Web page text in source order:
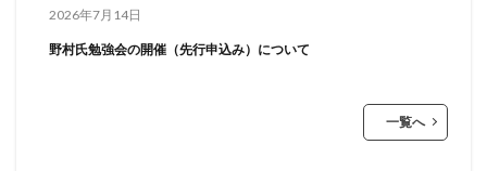
2026年7月14日
野村氏勉強会の開催（先行申込み）について
一覧へ